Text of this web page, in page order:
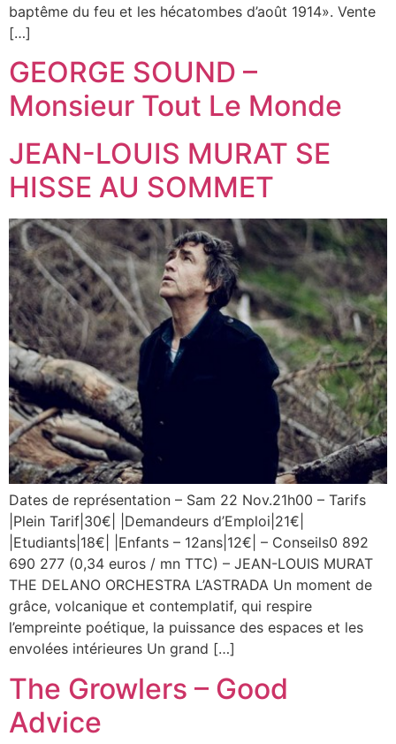
baptême du feu et les hécatombes d’août 1914». Vente
[…]
GEORGE SOUND –
Monsieur Tout Le Monde
JEAN-LOUIS MURAT SE
HISSE AU SOMMET
Dates de représentation – Sam 22 Nov.21h00 – Tarifs
|Plein Tarif|30€| |Demandeurs d’Emploi|21€|
|Etudiants|18€| |Enfants – 12ans|12€| – Conseils0 892
690 277 (0,34 euros / mn TTC) – JEAN-LOUIS MURAT
THE DELANO ORCHESTRA L’ASTRADA Un moment de
grâce, volcanique et contemplatif, qui respire
l’empreinte poétique, la puissance des espaces et les
envolées intérieures Un grand […]
The Growlers – Good
Advice